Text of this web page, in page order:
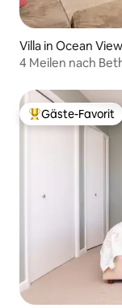
Villa in Ocean View
4 Meilen nach
Beliebter Gäste-
Gäste-Favorit